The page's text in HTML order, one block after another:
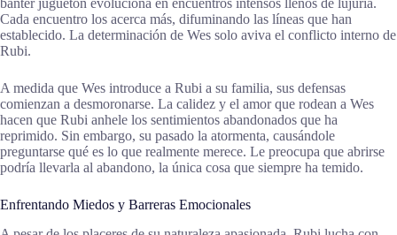
banter juguetón evoluciona en encuentros intensos llenos de lujuria.
Cada encuentro los acerca más, difuminando las líneas que han
establecido. La determinación de Wes solo aviva el conflicto interno de
Rubi.
A medida que Wes introduce a Rubi a su familia, sus defensas
comienzan a desmoronarse. La calidez y el amor que rodean a Wes
hacen que Rubi anhele los sentimientos abandonados que ha
reprimido. Sin embargo, su pasado la atormenta, causándole
preguntarse qué es lo que realmente merece. Le preocupa que abrirse
podría llevarla al abandono, la única cosa que siempre ha temido.
Enfrentando Miedos y Barreras Emocionales